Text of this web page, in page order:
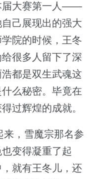
届大赛第一人——
己展现出的强大
院的时候，王冬
很多人留下了深
都是双生武魂这
么秘密。毕竟在
过辉煌的成就。
，雪魔宗那名参
变得凝重了起
就有王冬儿，还